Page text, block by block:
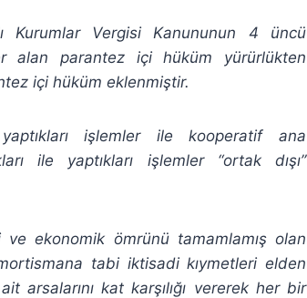
Kurumlar Vergisi Kanununun 4 üncü
alan parantez içi hüküm yürürlükten
içi hüküm eklenmiştir.
işlemler ile kooperatif ana
ile yaptıkları işlemler “ortak dışı”
ekonomik ömrünü tamamlamış olan
tabi iktisadi kıymetleri elden
arsalarını kat karşılığı vererek her bir